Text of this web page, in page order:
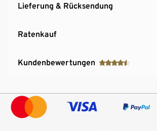
Lieferung & Rücksendung
Ratenkauf
Kundenbewertungen